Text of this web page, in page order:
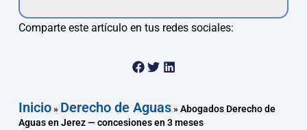
Comparte este artículo en tus redes sociales:
Inicio» Derecho de Aguas»Abogados Derecho de
Aguas en Jerez — concesiones en 3 meses